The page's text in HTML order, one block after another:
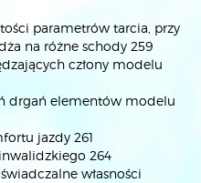
parametrów tarcia, przy
na różne schody 259
człony modelu
drgań elementów modelu
jazdy 261
264
własności